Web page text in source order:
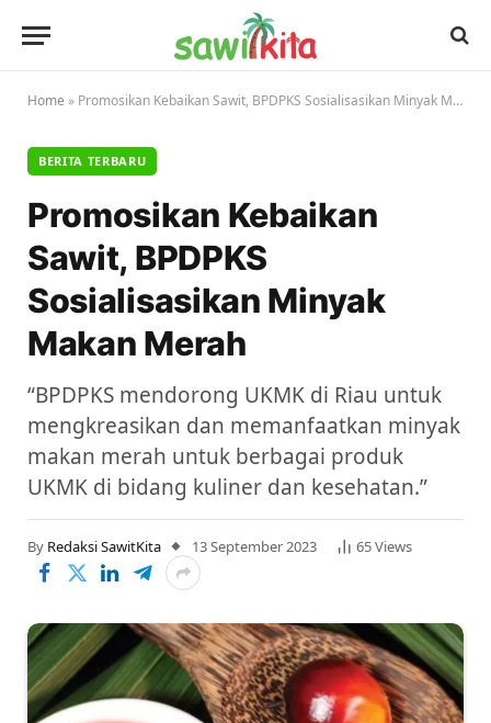
Home » Promosikan Kebaikan Sawit, BPDPKS Sosialisasikan Minyak Makan Merah
BERITA TERBARU
Promosikan Kebaikan
Sawit, BPDPKS
Sosialisasikan Minyak
Makan Merah
“BPDPKS mendorong UKMK di Riau untuk
mengkreasikan dan memanfaatkan minyak
makan merah untuk berbagai produk
UKMK di bidang kuliner dan kesehatan.”
By Redaksi SawitKita 13 September 2023 65Views